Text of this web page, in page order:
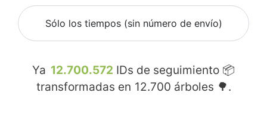
Sólo los tiempos (sin número de envío)
Ya 12.700.572 IDs de seguimiento 📦
transformadas en 12.700 árboles 🌳.